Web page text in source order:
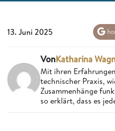
13. Juni 2025
VonKatharina
Mit ihren
technischer Praxis,
Zusammenhänge
so erklärt, dass es